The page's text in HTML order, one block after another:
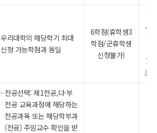
우리대학의 해당학기 최대
신청 가능학점과 동일
6학점(휴학생3
학점/군휴학생
신청불가)
국
서
학
2
초
전공선택: 제1전공,다·부
전공 교육과정에 해당하는
전공과목 또는 해당학부과
(전공) 주임교수 확인을 받